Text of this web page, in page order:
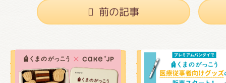
前の記事